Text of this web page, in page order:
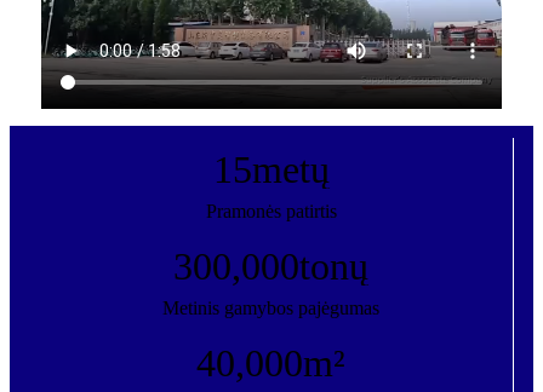
15metų
Pramonės patirtis
300,000tonų
Metinis gamybos pajėgumas
40,000m²